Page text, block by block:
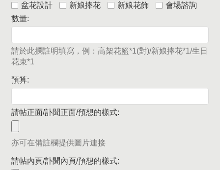
盆花設計
新娘捧花 新娘花飾
會場諮詢
數量:
請於此攔註明填寫，例：高架花籃*1(對)/新娘捧花*1/生日
花束*1
預算:
請帖正面/訃聞正面/預想的樣式:
亦可在備註欄提供圖片連接
請帖內頁/訃聞內頁/預想的樣式: